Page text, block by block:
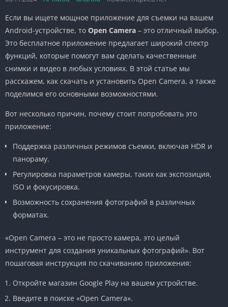
Если вы ищете мощное приложение для съемки на вашем
Android-устройстве, то Open Camera – это отличный выбор.
Это бесплатное приложение предлагает широкий спектр
функций, которые помогут вам сделать качественные
снимки и видео в любых условиях. В этой статье мы
расскажем, как скачать и установить Open Camera, а также
поделимся его основными возможностями.
Вот несколько причин, почему стоит попробовать это
приложение:
Поддержка различных режимов съемки, включая HDR и
панораму.
Регулировка параметров камеры, таких как экспозиция,
ISO и фокусировка.
Возможность сохранения фотографий в различных
форматах.
«Open Camera – это не просто камера, это целый
инструмент для создания уникальных фотографий». Вот
пошаговая инструкция по скачиванию приложения:
Откройте магазин Google Play на вашем устройстве.
Введите в поиске «Open Camera».